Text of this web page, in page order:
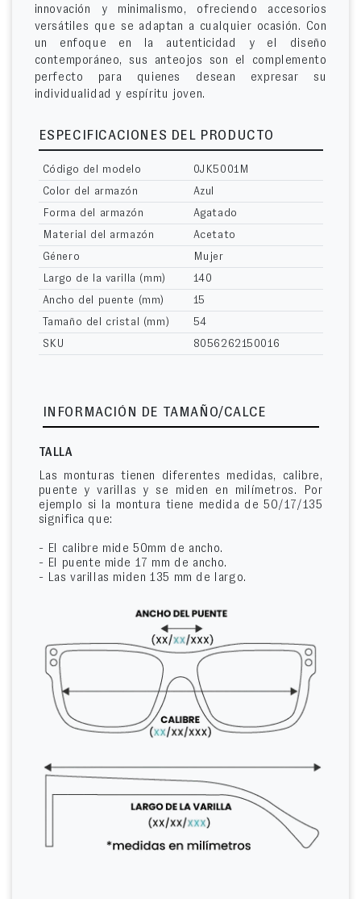
innovación y minimalismo, ofreciendo accesorios
versátiles que se adaptan a cualquier ocasión. Con
un enfoque en la autenticidad y el diseño
contemporáneo, sus anteojos son el complemento
perfecto para quienes desean expresar su
individualidad y espíritu joven.
ESPECIFICACIONES DEL PRODUCTO
Código del modelo
0JK5001M
Color del armazón
Azul
Forma del armazón
Agatado
Material del armazón
Acetato
Género
Mujer
Largo de la varilla (mm)
140
Ancho del puente (mm)
15
Tamaño del cristal (mm)
54
SKU
8056262150016
INFORMACIÓN DE TAMAÑO/CALCE
TALLA
Las monturas tienen diferentes medidas, calibre,
puente y varillas y se miden en milímetros. Por
ejemplo si la montura tiene medida de 50/17/135
significa que:
- El calibre mide 50mm de ancho.
- El puente mide 17 mm de ancho.
- Las varillas miden 135 mm de largo.